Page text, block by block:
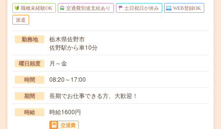
職種未経験OK 交通費別途支給あり 土日祝日が休み WEB登録OK
派遣
勤務地
栃木県佐野市
佐野駅から車10分
曜日頻度 月～金
時間 08:20～17:00
期間 長期でお仕事できる方、大歓迎！
時給 時給1600円
交通費